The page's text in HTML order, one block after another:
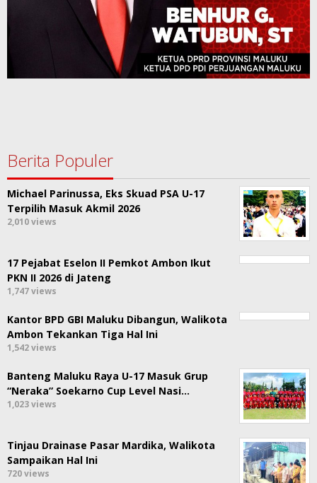
Berita Populer
Michael Parinussa, Eks Skuad PSA U-17
Terpilih Masuk Akmil 2026
2,010 views
17 Pejabat Eselon II Pemkot Ambon Ikut
PKN II 2026 di Jateng
1,747 views
Kantor BPD GBI Maluku Dibangun, Walikota
Ambon Tekankan Tiga Hal Ini
1,542 views
Banteng Maluku Raya U-17 Masuk Grup
“Neraka” Soekarno Cup Level Nasi…
1,023 views
Tinjau Drainase Pasar Mardika, Walikota
Sampaikan Hal Ini
720 views